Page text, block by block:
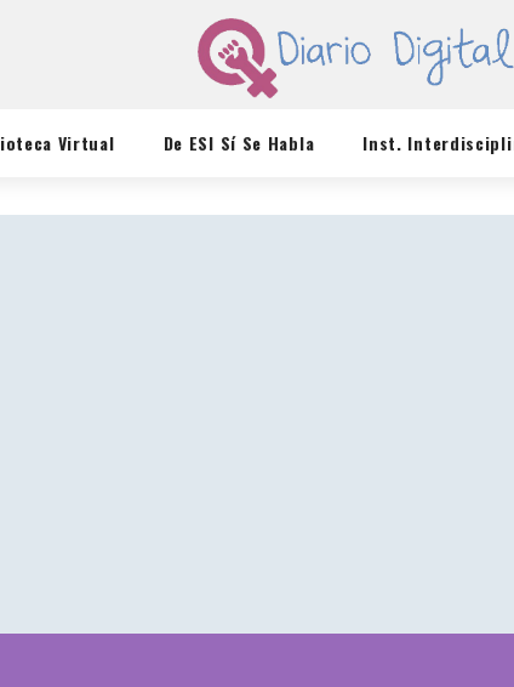
Virtual De ESI Sí Se Habla Inst.